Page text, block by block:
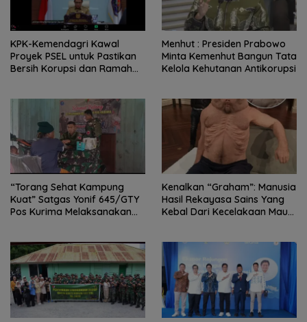
KPK-Kemendagri Kawal
Proyek PSEL untuk Pastikan
Bersih Korupsi dan Ramah
Menhut : Presiden Prabowo
Minta Kemenhut Bangun Tata
Kelola Kehutanan Antikorupsi
“Torang Sehat Kampung
Kuat” Satgas Yonif 645/GTY
Pos Kurima Melaksanakan
Kenalkan “Graham”: Manusia
Hasil Rekayasa Sains Yang
Kebal Dari Kecelakaan Maut